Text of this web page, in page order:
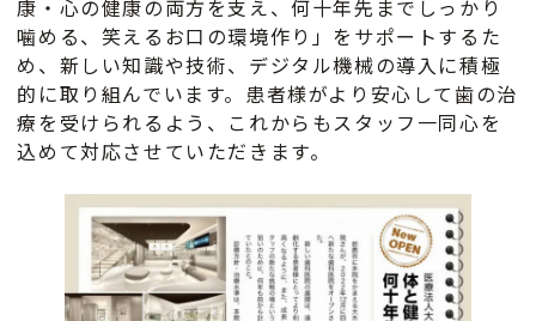
康・心の健康の両方を支え、何十年先までしっかり
噛める、笑えるお口の環境作り」をサポートするた
め、新しい知識や技術、デジタル機械の導入に積極
的に取り組んでいます。患者様がより安心して歯の治
療を受けられるよう、これからもスタッフ一同心を
込めて対応させていただきます。